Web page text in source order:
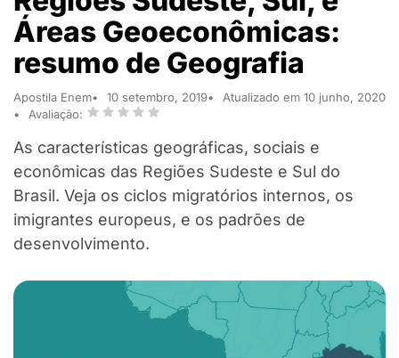
Áreas Geoeconômicas:
resumo de Geografia
Apostila Enem 10 setembro, 2019
Atualizado em 10 junho, 2020
Avaliação:
As características geográficas, sociais e
econômicas das Regiões Sudeste e Sul do
Brasil. Veja os ciclos migratórios internos, os
imigrantes europeus, e os padrões de
desenvolvimento.